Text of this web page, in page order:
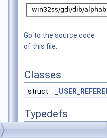
Go to the source code
of this file.
Classes
struct
Typedefs